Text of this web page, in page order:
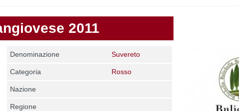
2011
Denominazione Suvereto
Categoria Rosso
Nazione
Regione